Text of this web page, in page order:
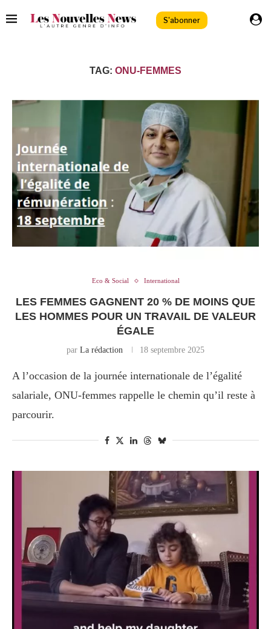
S'abonner
TAG: ONU-FEMMES
Eco & Social International
LES FEMMES GAGNENT 20 % DE MOINS QUE
LES HOMMES POUR UN TRAVAIL DE VALEUR
ÉGALE
par La rédaction 18 septembre 2025
A l’occasion de la journée internationale de l’égalité
salariale, ONU-femmes rappelle le chemin qu’il reste à
parcourir.